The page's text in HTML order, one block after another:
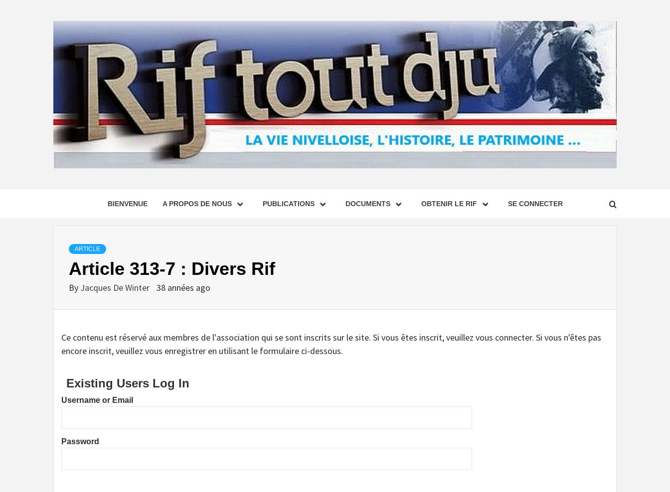
BIENVENUE A PROPOS DE NOUS PUBLICATIONS DOCUMENTS OBTENIR LE RIF SE CONNECTER
ARTICLE
Article 313-7 : Divers Rif
By Jacques De Winter 38 années ago
Ce contenu est réservé aux membres de l'association qui se sont inscrits sur le site. Si vous êtes inscrit, veuillez vous connecter. Si vous n'êtes pas
encore inscrit, veuillez vous enregistrer en utilisant le formulaire ci-dessous.
Existing Users Log In
Username or Email
Password